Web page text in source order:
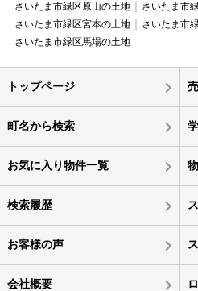
さいたま市緑区原山の土地
さいたま市
さいたま市緑区宮本の土地
さいたま市
さいたま市緑区馬場の土地
トップページ
町名から検索
お気に入り物件一覧
検索履歴
お客様の声
会社概要